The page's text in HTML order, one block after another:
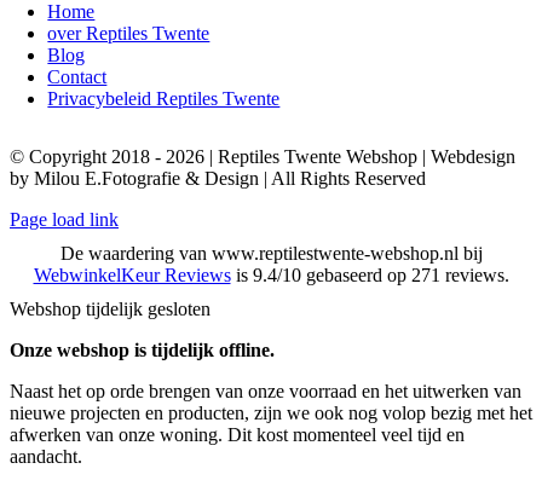
Home
over Reptiles Twente
Blog
Contact
Privacybeleid Reptiles Twente
© Copyright 2018 - 2026 | Reptiles Twente Webshop | Webdesign
by Milou E.Fotografie & Design | All Rights Reserved
Page load link
De waardering van www.reptilestwente-webshop.nl bij
WebwinkelKeur Reviewsis 9.4/10 gebaseerd op 271 reviews.
Webshop tijdelijk gesloten
Onze webshop is tijdelijk offline.
Naast het op orde brengen van onze voorraad en het uitwerken van
nieuwe projecten en producten, zijn we ook nog volop bezig met het
afwerken van onze woning. Dit kost momenteel veel tijd en
aandacht.